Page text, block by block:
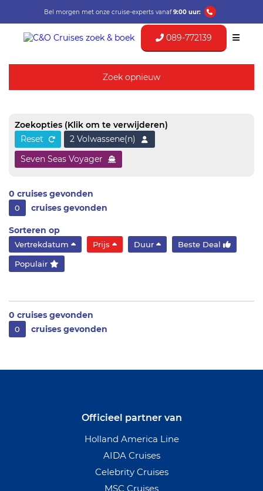
Bel morgen met onze cruise-experts vanaf9:00 uur:
089-772139
Zoek opnieuw
Zoekopties (Klik om te verwijderen)
Reset
2 Volwassene(n)
Seven Seas Voyager
0 cruises gevonden
0 cruises gevonden
Sorteren op
Vertrekdatum Prijs Duur Beste Deal
Populair
0 cruises gevonden
0 cruises gevonden
Officieel partner van
Holland America Line
AIDA Cruises
Celebrity Cruises
MSC Cruises